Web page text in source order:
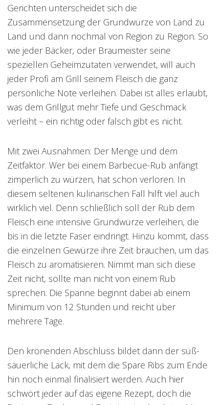
Gerichten unterscheidet sich die
Zusammensetzung der Grundwürze von Land zu
Land und dann nochmal von Region zu Region. So
wie jeder Bäcker, oder Braumeister seine
speziellen Geheimzutaten verwendet, will auch
jeder Profi am Grill seinem Fleisch die ganz
persönliche Note verleihen. Dabei ist alles erlaubt,
was dem Grillgut mehr Tiefe und Geschmack
verleiht – ein richtig oder falsch gibt es nicht.
Mit zwei Ausnahmen: Der Menge und dem
Zeitfaktor. Wer bei einem Barbecue-Rub anfängt
zimperlich zu würzen, hat schon verloren. In
diesem seltenen kulinarischen Fall hilft viel auch
wirklich viel. Denn schließlich soll der Rub dem
Fleisch eine intensive Grundwürze verleihen, die
bis in die letzte Faser eindringt. Hinzu kommt, dass
die einzelnen Gewürze ihre Zeit brauchen, um das
Fleisch zu aromatisieren. Nimmt man sich diese
Zeit nicht, sollte man nicht von einem Rub
sprechen. Die Spanne beginnt dabei ab einem
Minimum von 12 Stunden und reicht über
mehrere Tage.
Den krönenden Abschluss bildet dann der süß-
säuerliche Lack, mit dem die Spare Ribs zum Ende
hin noch einmal finalisiert werden. Auch hier
schwört jeder auf das eigene Rezept, doch die